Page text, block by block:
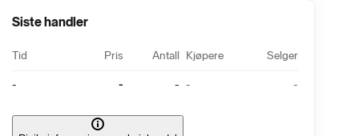
Siste handler
Tid Pris Antall Kjøpere Selger
- - - - -